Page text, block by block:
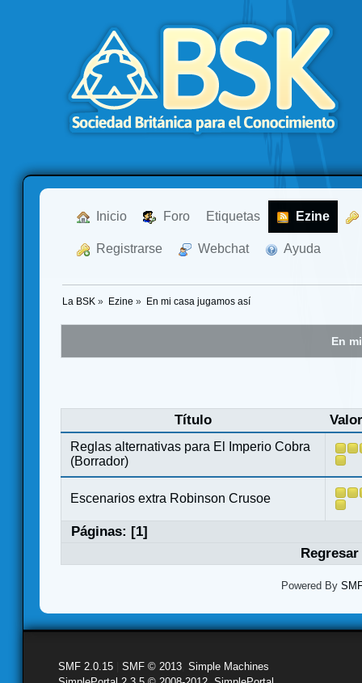
Inicio Foro Etiquetas Ezine
Registrarse Webchat Ayuda
La BSK » Ezine » En mi casa jugamos así
En
Título
Reglas alternativas para El Imperio Cobra
(Borrador)
Escenarios extra Robinson Crusoe
Páginas: [1]
Powered By
SMF 2.0.15 SMF © 2013 Simple Machines